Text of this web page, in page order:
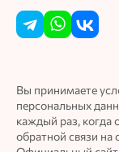
Вы принимаете
персональных
каждый раз, когда
обратной связи